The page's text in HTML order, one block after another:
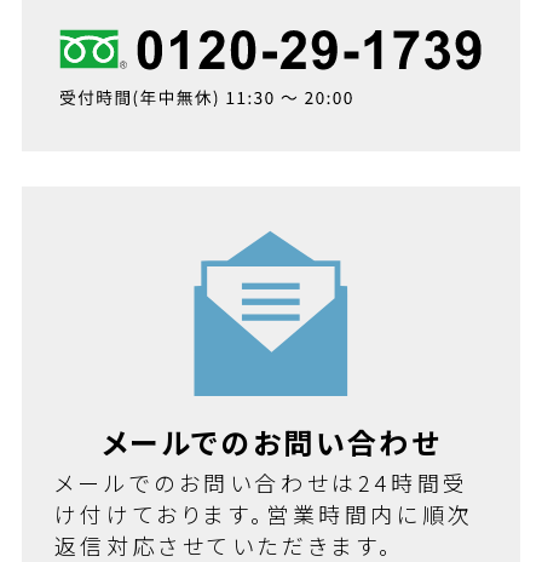
メールでのお問い合わせ
メールでのお問い合わせは24時間受
け付けております。営業時間内に順次
返信対応させていただきます。